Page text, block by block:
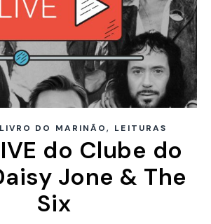
DO MARINÃO, LEITURAS
do Clube do
Jone & The
Six